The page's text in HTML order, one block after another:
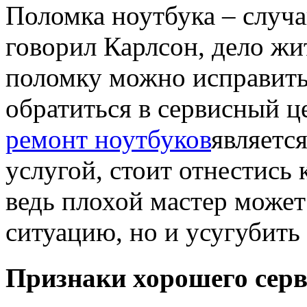
Поломка ноутбука –
говорил Карлсон, дело
поломку можно
обратиться в сервисный
ремонт ноутбуков
услугой, стоит
ведь плохой мастер
ситуацию, но и усугубить
Признаки хорошего